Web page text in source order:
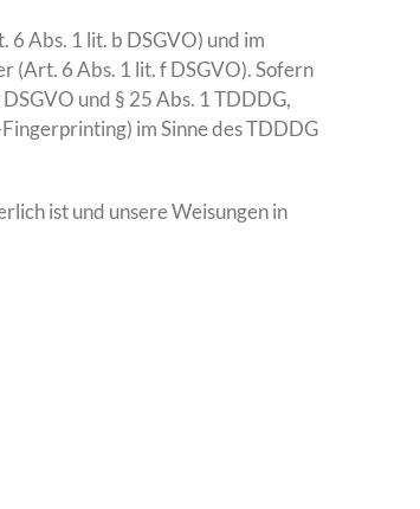
Abs. 1 lit. b DSGVO) und im
(Art. 6 Abs. 1 lit. f DSGVO). Sofern
und § 25 Abs. 1 TDDDG,
im Sinne des TDDDG
ist und unsere Weisungen in